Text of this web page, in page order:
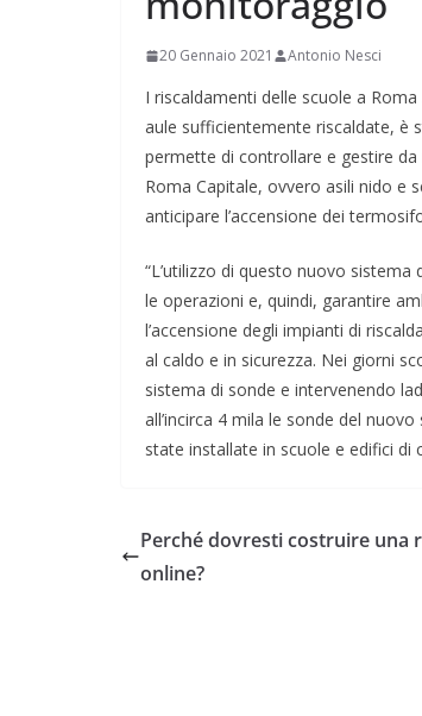
20 Gennaio 2021 Antonio Nesci
I riscaldamenti delle scuole a
aule sufficientemente riscaldate, è
permette di controllare e gestire
Roma Capitale, ovvero asili nido e
anticipare l’accensione dei
“L’utilizzo di questo nuovo
le operazioni e, quindi, garantire
l’accensione degli impianti di
al caldo e in sicurezza. Nei giorni
sistema di sonde e intervenendo
all’incirca 4 mila le sonde del
state installate in scuole e edifici di
Perché dovresti costruire una
online?